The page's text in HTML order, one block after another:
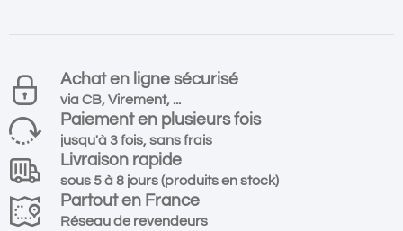
Achat en ligne sécurisé
via CB, Virement, ...
Paiement en plusieurs fois
jusqu'à 3 fois, sans frais
Livraison rapide
sous 5 à 8 jours (produits en stock)
Partout en France
Réseau de revendeurs